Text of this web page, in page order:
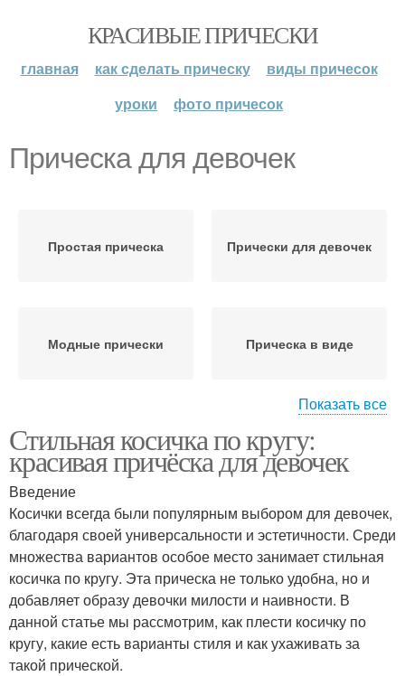
КРАСИВЫЕ ПРИЧЕСКИ
главная как сделать прическу
виды причесок
уроки
фото причесок
Прическа для девочек
Простая прическа Прически для девочек
Модные прически Прическа в виде
Прически с хвостиками Прически для девочки
Стили для девочек Простые прически
Прическа для девочки
Девочки с волнистыми
волосами
Показать все
Стильная косичка по кругу:
красивая причёска для девочек
Введение
Косички всегда были популярным выбором для девочек,
благодаря своей универсальности и эстетичности. Среди
множества вариантов особое место занимает стильная
косичка по кругу. Эта прическа не только удобна, но и
добавляет образу девочки милости и наивности. В
данной статье мы рассмотрим, как плести косичку по
кругу, какие есть варианты стиля и как ухаживать за
такой прической.